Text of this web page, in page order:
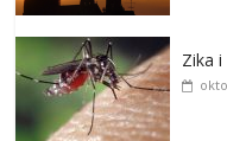
Zika